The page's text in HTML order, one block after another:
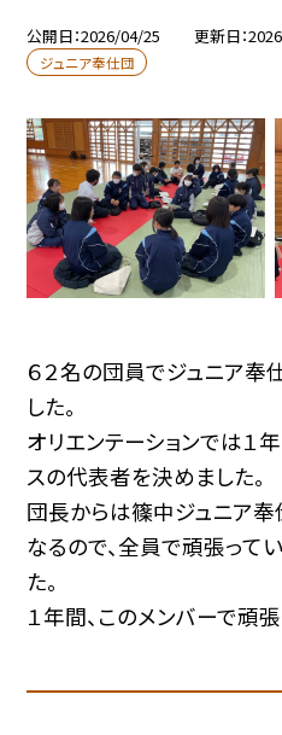
公開日 2026/04/25 更新日
ジュニア奉仕団
６２名の団員でジュニア奉
した。
オリエンテーションでは１
スの代表者を決めました。
団長からは篠中ジュニア
なるので、全員で頑張って
た。
１年間、このメンバーで頑